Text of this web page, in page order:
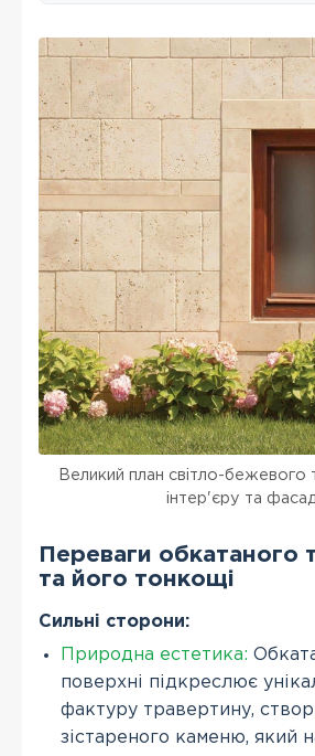
Великий план світло-бежевого
інтер'єру та
Переваги обкатаного
та його тонкощі
Сильні сторони:
Природна естетика:
поверхні підкреслює
фактуру травертину,
зістареного каменю, який